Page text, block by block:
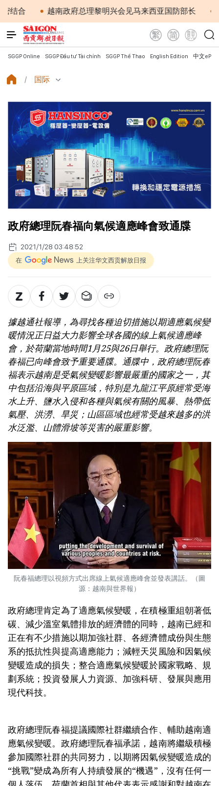
越南政府总理黎明兴会见马来西亚国防部长 党中央总
SGGP Online SGGP Đầu tư Tài chính SGGP Thể Thao English Edition 中文
国际
政府總理阮春福向氣候適應峰會致通牒
2021/1/28 03:48:52
在 上关注华文西贡解放日报
據越通社報導，為尋找各種迫切措施以期適應氣候變
暖情況正日益大力影響全球各國的線上氣候適應峰
會，於荷蘭當地時間1月25與26日舉行。政府總理阮
春福已向峰會致予重要通牒。通牒中，政府總理阮春
福表示越南是受氣候變暖影響最嚴重的國家之一，其
中包括沿海與平原區域，特別是九龍江平原經常受海
水上升、鹽水入侵和各種與氣候有關的風暴、熱帶低
氣壓、洪澇、旱災；山區區域也經常受越來越多的洪
水泛濫、山體滑坡等災害的嚴重影響。
阮春福總理以視頻方式出席線上氣候適應峰會並發表講話。（圖
源：越南與世界報）
政府總理肯定為了適應氣候變暖，在積極重組朝著低
碳、減少溫室氣體排放的經濟體的同時，越南已經和
正在有不少措施以期加強社群、各經濟體成份與生態
系的抵抗性與提高適應能力；減輕天災風險和因氣候
變暖造成的損失；整合適應氣候變暖於國家戰略、規
劃系統；投資發展人力資源、加強科研、發展與應用
現代科技。
政府總理阮春福提議國際社群繼續合作、輔助越南適
應氣候變暖。政府總理阮春福承諾，越南將繼級積極
參加國際社群的共同努力，以期將因氣候變暖造成的
“挑戰”變成為所有人持續發展的“機遇”，沒有任何一